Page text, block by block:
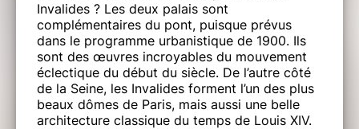
Invalides ? Les deux palais sont
complémentaires du pont, puisque prévus
dans le programme urbanistique de 1900. Ils
sont des œuvres incroyables du mouvement
éclectique du début du siècle. De l’autre côté
de la Seine, les Invalides forment l’un des plus
beaux dômes de Paris, mais aussi une belle
architecture classique du temps de Louis XIV.